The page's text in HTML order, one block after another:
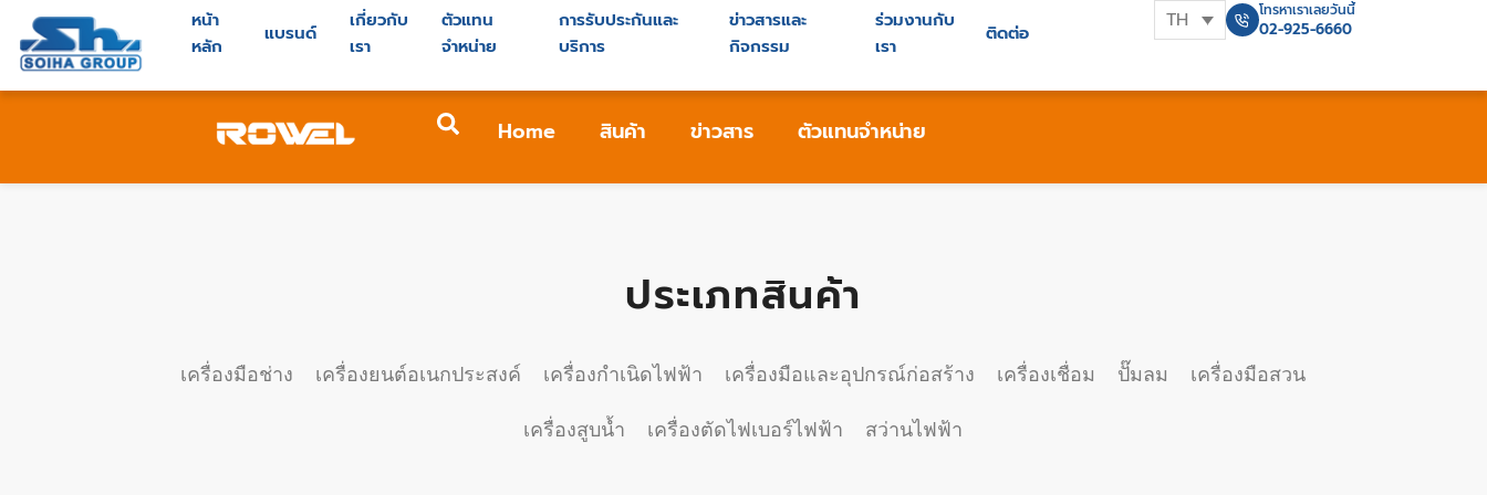
หน้า
หลัก
แบรนด์
เกี่ยวกับ
เรา
ตัวแทน
จำหน่าย
การรับประกันและ
บริการ
ข่าวสารและ
กิจกรรม
ร่วมงานกับ
เรา
ติดต่อ TH โทรหาเราเลยวันนี้
02-925-6660
Home สินค้า ข่าวสาร ตัวแทนจำหน่าย
ประเภทสินค้า
เครื่องมือช่าง เครื่องยนต์อเนกประสงค์ เครื่องกำเนิดไฟฟ้า เครื่องมือและอุปกรณ์ก่อสร้าง เครื่องเชื่อม ปั๊มลม เครื่องมือสวน
เครื่องสูบน้ำ เครื่องตัดไฟเบอร์ไฟฟ้า สว่านไฟฟ้า